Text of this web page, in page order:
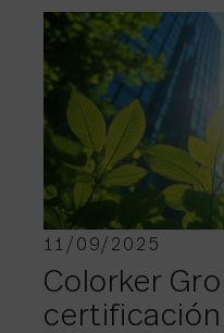
11/09/2025
Colorker
certificación